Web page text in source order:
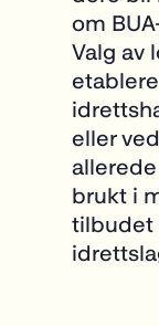
om
Valg av
eller
brukt i
tilbudet